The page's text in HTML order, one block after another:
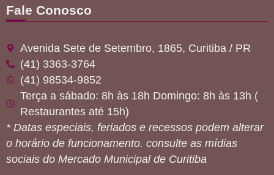
Fale Conosco
Avenida Sete de Setembro, 1865, Curitiba / PR
(41) 3363-3764
(41) 98534-9852
Terça a sábado: 8h às 18h Domingo: 8h às 13h (
Restaurantes até 15h)
* Datas especiais, feriados e recessos podem alterar
o horário de funcionamento. consulte as mídias
sociais do Mercado Municipal de Curitiba